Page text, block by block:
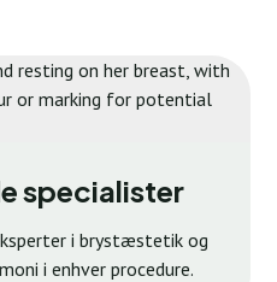
specialister
i brystæstetik og
i enhver procedure.